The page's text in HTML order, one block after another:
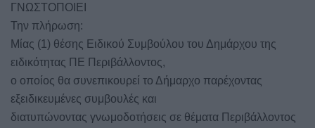
ΓΝΩΣΤΟΠΟΙΕΙ
Την πλήρωση:
Μίας (1) θέσης Ειδικού Συμβούλου του Δημάρχου της
ειδικότητας ΠΕ Περιβάλλοντος,
ο οποίος θα συνεπικουρεί το Δήμαρχο παρέχοντας
εξειδικευμένες συμβουλές και
διατυπώνοντας γνωμοδοτήσεις σε θέματα Περιβάλλοντος